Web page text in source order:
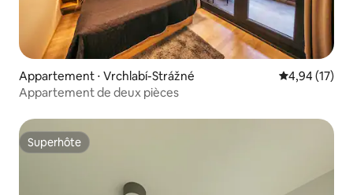
Appartement ⋅ Vrchlabí-Strážné Évaluation
4,94 (17)
Appartement de deux pièces
Superhôte
Superhôte